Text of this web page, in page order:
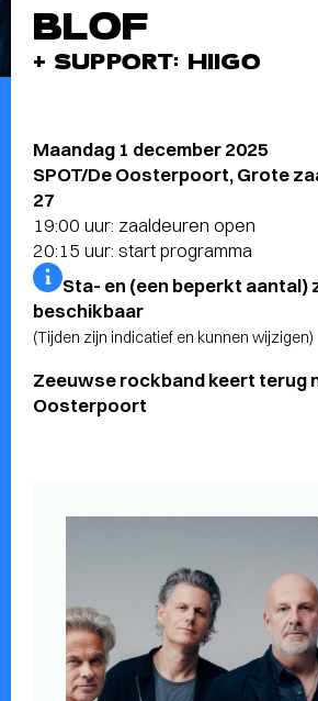
BLOF
+ SUPPORT: HIIGO
Maandag 1 december 2025
SPOT/De Oosterpoort, Grote
27
19:00 uur: zaaldeuren open
20:15 uur: start programma
Sta- en (een beperkt aantal)
beschikbaar
(Tijden zijn indicatief en kunnen wijzigen)
Zeeuwse rockband keert terug
Oosterpoort